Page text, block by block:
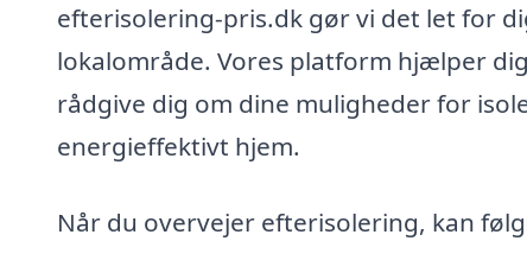
efterisolering-pris.dk gør vi det let for
lokalområde. Vores platform hjælper
rådgive dig om dine muligheder for
energieffektivt hjem.
Når du overvejer efterisolering, kan